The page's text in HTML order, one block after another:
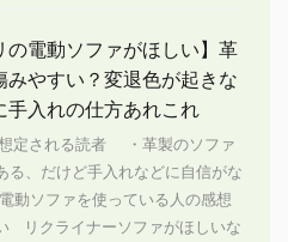
の電動ソファがほしい】革
みやすい？変退色が起きな
手入れの仕方あれこれ
定される読者 ・革製のソファ
る、だけど手入れなどに自信がな
動ソファを使っている人の感想
リクライナーソファがほしいな